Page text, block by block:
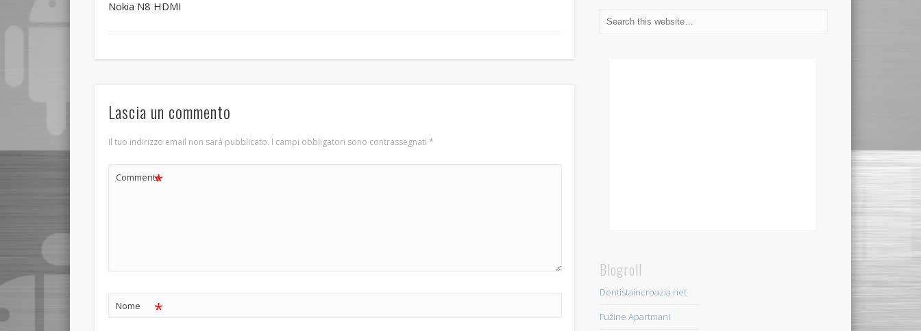
Nokia N8 HDMI
Lascia un commento
Il tuo indirizzo email non sarà pubblicato. I campi obbligatori sono contrassegnati*
Commento
*
Nome *
Blogroll
Dentistaincroazia.net
Fužine Apartmani